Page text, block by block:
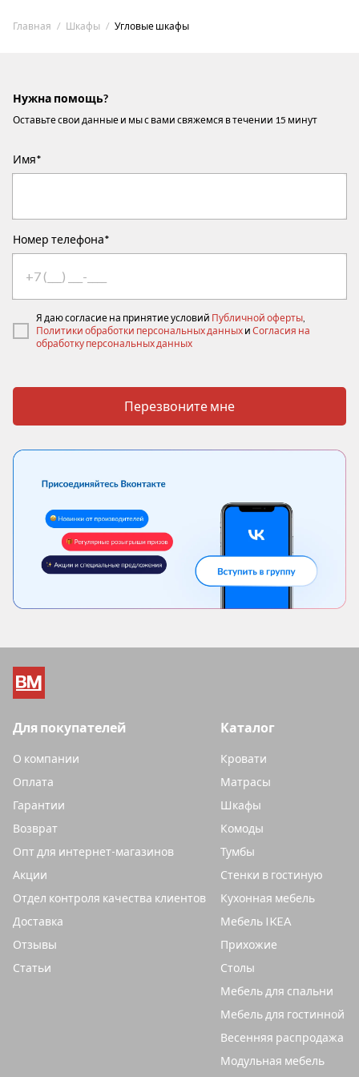
Главная Шкафы Угловые шкафы
Нужна помощь?
Оставьте свои данные и мы с вами свяжемся в течении 15 минут
Имя*
Номер телефона*
Я даю согласие на принятие условий Публичной оферты,
Политики обработки персональных данных и Согласия на
обработку персональных данных
Перезвоните мне
Каталог
Кровати
Матрасы
Шкафы
Комоды
Тумбы
Стенки в гостиную
Кухонная мебель
Мебель IKEA
Прихожие
Столы
Мебель для спальни
Мебель для гостинной
Весенняя распродажа
Модульная мебель
Для покупателей
О компании
Оплата
Гарантии
Возврат
Опт для интернет-магазинов
Акции
Отдел контроля качества клиентов
Доставка
Отзывы
Статьи